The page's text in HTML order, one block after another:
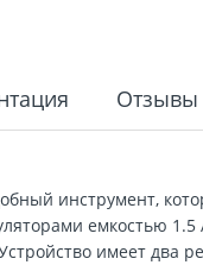
Отзывы
инструмент,
емкостью
имеет два